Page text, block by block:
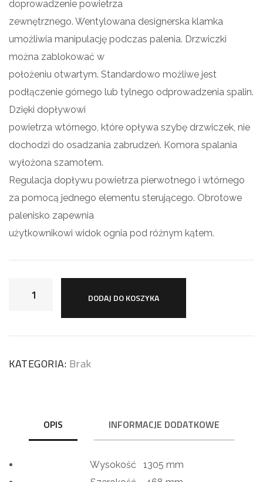
doprowadzenie powietrza
zewnętrznego. Wentylowana designerska klamka
umożliwia manipulację podczas palenia. Drzwiczki
można zablokować w
położeniu otwartym. Standardowo możliwe jest
podłączenie górnego lub tylnego odprowadzenia spalin.
Dzięki dopływowi
powietrza wtórnego, które opływa szybę drzwiczek, nie
dochodzi do osadzania zabrudzeń. Komora spalania
wyłożona szamotem.
Regulacja dopływu powietrza pierwotnego i wtórnego
za pomocą jednego elementu sterującego. Obrotowe
palenisko zapewnia
użytkownikowi widok ognia pod różnym kątem.
DODAJ DO KOSZYKA
KATEGORIA: Brak
OPIS INFORMACJE DODATKOWE
Wysokość 1305 mm